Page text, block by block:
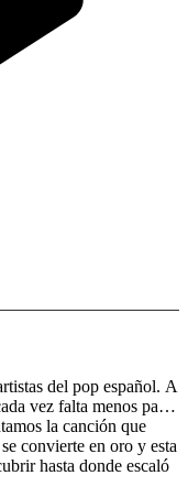
del pop español. A
vez falta menos para
la canción que
convierte en oro y esta
hasta donde escaló